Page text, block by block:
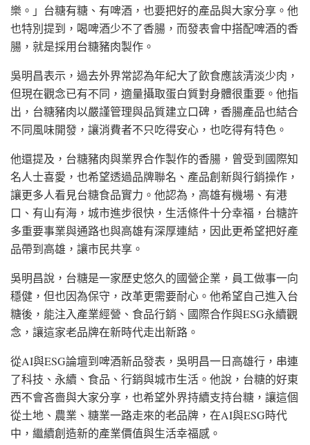
樂。」台糖有糖、有啤酒，也要把好的產品與大家分享。他
也特別提到，喝啤酒少不了香腸，而發表會中搭配啤酒的香
腸，就是採用台糖豬肉製作。
吳明昌表示，過去外界常認為年紀大了飲食應該清淡少肉，
但現在觀念已有不同，適量攝取蛋白質對身體很重要。他指
出，台糖豬肉以嚴謹管理與品質建立口碑，香腸產品也結合
不同風味開發，讓消費者不只吃得安心，也吃得有特色。
他還提及，台糖豬肉與業界合作製作的香腸，曾受到國際知
名人士喜愛，也希望透過品牌聯名、產品創新與行銷操作，
讓更多人看見台糖食品實力。他認為，高雄有機場、有港
口、有山有海，城市進步很快，生活條件十分幸福，台糖許
多重要事業與通路也與高雄有深厚連結，因此更希望把好產
品帶到高雄，讓市民共享。
吳明昌說，台糖是一家歷史悠久的國營企業，員工做事一向
穩健，但也因為保守，改革更需要耐心。他希望自己進入台
糖後，能注入產業經營、食品行銷、國際合作與ESG永續觀
念，讓這家老品牌在新時代走出新路。
從AI與ESG論壇到啤酒新品發表，吳明昌一日高雄行，串連
了科技、永續、食品、行銷與城市生活。他說，台糖的好東
西不會吝嗇與大家分享，也希望外界持續支持台糖，讓這個
從土地、農業、糖業一路走來的老品牌，在AI與ESG時代
中，繼續創造新的產業價值與生活幸福感。